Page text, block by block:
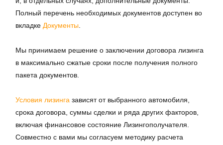
Полный перечень необходимых документов доступен во
вкладке Документы
Мы принимаем решение о заключении договора лизинга
в максимально сжатые сроки после получения полного
пакета документов.
Условия лизинга зависят от выбранного автомобиля,
срока договора, суммы сделки и ряда других факторов,
включая финансовое состояние Лизингополучателя.
Совместно с вами мы согласуем методику расчета